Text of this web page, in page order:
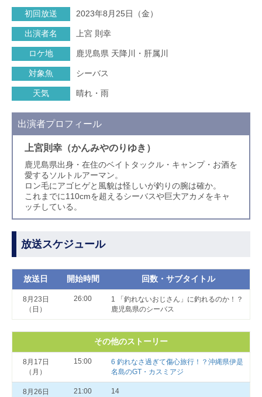
初回放送 2023年8月25日（金）
出演者名 上宮 則幸
ロケ地 鹿児島県 天降川・肝属川
対象魚 シーバス
天気 晴れ・雨
出演者プロフィール
上宮則幸（かんみやのりゆき）
鹿児島県出身・在住のベイトタックル・キャンプ・お酒を
愛するソルトルアーマン。
ロン毛にアゴヒゲと風貌は怪しいが釣りの腕は確か。
これまでに110cmを超えるシーバスや巨大アカメをキャ
ッチしている。
放送スケジュール
放送日 開始時間 回数・サブタイトル
8月23日
（日）
26:00
1 「釣れないおじさん」に釣れるのか！？
鹿児島県のシーバス
その他のストーリー
8月17日
（月）
15:00
6 釣れなさ過ぎて傷心旅行！？沖縄県伊是
名島のGT・カスミアジ
8月26日
21:00 14